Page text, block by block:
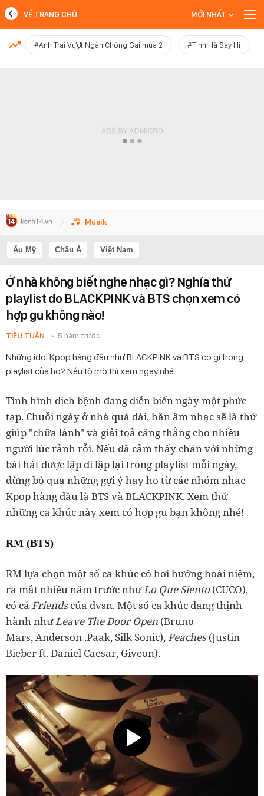
MỚI NHẤT
VỀ TRANG CHỦ MỚI NHẤT
#Anh Trai Vượt Ngàn Chông Gai mùa 2 #Tinh Hà Say Hi
Musik
Âu Mỹ Châu Á Việt Nam
Ở nhà không biết nghe nhạc gì? Nghía thử
playlist do BLACKPINK và BTS chọn xem có
hợp gu không nào!
TIÊU TUẤN 5 năm trước
Những idol Kpop hàng đầu như BLACKPINK và BTS có gì trong
playlist của họ? Nếu tò mò thì xem ngay nhé.
Tình hình dịch bệnh đang diễn biến ngày một phức
tạp. Chuỗi ngày ở nhà quá dài, hẳn âm nhạc sẽ là thứ
giúp "chữa lành" và giải toả căng thẳng cho nhiều
người lúc rảnh rỗi. Nếu đã cảm thấy chán với những
bài hát được lặp đi lặp lại trong playlist mỗi ngày,
đừng bỏ qua những gợi ý hay ho từ các nhóm nhạc
Kpop hàng đầu là BTS và BLACKPINK. Xem thử
những ca khúc này xem có hợp gu bạn không nhé!
RM (BTS)
RM lựa chọn một số ca khúc có hơi hướng hoài niệm,
ra mắt nhiều năm trước nhưLo Que Siento(CUCO),
có cả Friendscủa dvsn. Một số ca khúc đang thịnh
hành nhưLeave The Door Open (Bruno
Mars, Anderson .Paak, Silk Sonic),Peaches(Justin
Bieber ft. Daniel Caesar, Giveon).